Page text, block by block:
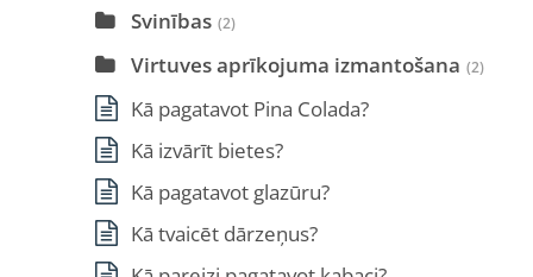
Svinības (2)
Virtuves aprīkojuma izmantošana (2)
Kā pagatavot Pina Colada?
Kā izvārīt bietes?
Kā pagatavot glazūru?
Kā tvaicēt dārzeņus?